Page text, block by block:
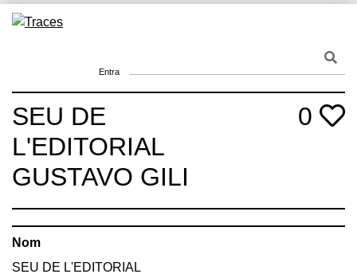
Skip
Entra
SEU DE
L'EDITORIAL
GUSTAVO GILI
0
Nom
SEU DE L'EDITORIAL